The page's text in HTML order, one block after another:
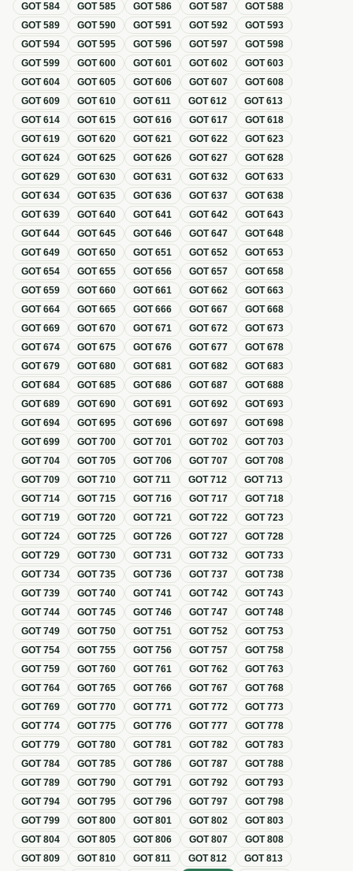
GOT584 GOT585 GOT586 GOT587 GOT588
GOT589 GOT590 GOT591 GOT592 GOT593
GOT594 GOT595 GOT596 GOT597 GOT598
GOT599 GOT600 GOT601 GOT602 GOT603
GOT604 GOT605 GOT606 GOT607 GOT608
GOT609 GOT610 GOT611 GOT612 GOT613
GOT614 GOT615 GOT616 GOT617 GOT618
GOT619 GOT620 GOT621 GOT622 GOT623
GOT624 GOT625 GOT626 GOT627 GOT628
GOT629 GOT630 GOT631 GOT632 GOT633
GOT634 GOT635 GOT636 GOT637 GOT638
GOT639 GOT640 GOT641 GOT642 GOT643
GOT644 GOT645 GOT646 GOT647 GOT648
GOT649 GOT650 GOT651 GOT652 GOT653
GOT654 GOT655 GOT656 GOT657 GOT658
GOT659 GOT660 GOT661 GOT662 GOT663
GOT664 GOT665 GOT666 GOT667 GOT668
GOT669 GOT670 GOT671 GOT672 GOT673
GOT674 GOT675 GOT676 GOT677 GOT678
GOT679 GOT680 GOT681 GOT682 GOT683
GOT684 GOT685 GOT686 GOT687 GOT688
GOT689 GOT690 GOT691 GOT692 GOT693
GOT694 GOT695 GOT696 GOT697 GOT698
GOT699 GOT700 GOT701 GOT702 GOT703
GOT704 GOT705 GOT706 GOT707 GOT708
GOT709 GOT710 GOT711 GOT712 GOT713
GOT714 GOT715 GOT716 GOT717 GOT718
GOT719 GOT720 GOT721 GOT722 GOT723
GOT724 GOT725 GOT726 GOT727 GOT728
GOT729 GOT730 GOT731 GOT732 GOT733
GOT734 GOT735 GOT736 GOT737 GOT738
GOT739 GOT740 GOT741 GOT742 GOT743
GOT744 GOT745 GOT746 GOT747 GOT748
GOT749 GOT750 GOT751 GOT752 GOT753
GOT754 GOT755 GOT756 GOT757 GOT758
GOT759 GOT760 GOT761 GOT762 GOT763
GOT764 GOT765 GOT766 GOT767 GOT768
GOT769 GOT770 GOT771 GOT772 GOT773
GOT774 GOT775 GOT776 GOT777 GOT778
GOT779 GOT780 GOT781 GOT782 GOT783
GOT784 GOT785 GOT786 GOT787 GOT788
GOT789 GOT790 GOT791 GOT792 GOT793
GOT794 GOT795 GOT796 GOT797 GOT798
GOT799 GOT800 GOT801 GOT802 GOT803
GOT804 GOT805 GOT806 GOT807 GOT808
GOT809 GOT810 GOT811 GOT812 GOT813